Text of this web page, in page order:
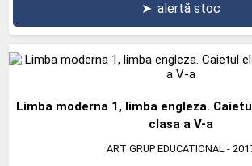
➤ alertă stoc
Limba moderna 1, limba engleza.
clasa a V-a
ART GRUP EDUCATIONAL -